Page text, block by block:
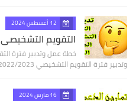
12 أغسطس 2024
التقويم التشخيصي
وتدبير فترة التقويم التشخيصي 2022/2023 السلام عليكم متابعي مو…
16 مارس 2024